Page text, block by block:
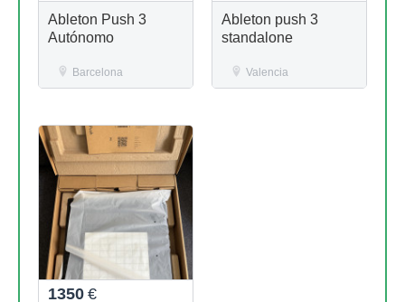
Ableton Push 3
Autónomo
Barcelona
Ableton push 3
standalone
Valencia
1350 €